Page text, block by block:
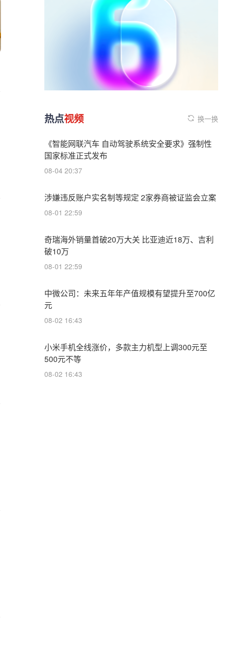
热点视频 换一换
《智能网联汽车 自动驾驶系统安全要求》强制性
国家标准正式发布
08-04 20:37
涉嫌违反账户实名制等规定 2家券商被证监会立案
08-01 22:59
奇瑞海外销量首破20万大关 比亚迪近18万、吉利
破10万
08-01 22:59
中微公司：未来五年年产值规模有望提升至700亿
元
08-02 16:43
小米手机全线涨价，多款主力机型上调300元至
500元不等
08-02 16:43